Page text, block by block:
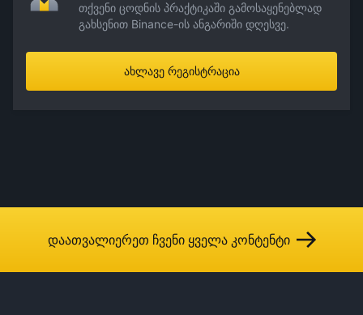
თქვენი ცოდნის პრაქტიკაში გამოსაყენებლად
გახსენით Binance-ის ანგარიში დღესვე.
ახლავე რეგისტრაცია
დაათვალიერეთ ჩვენი ყველა კონტენტი